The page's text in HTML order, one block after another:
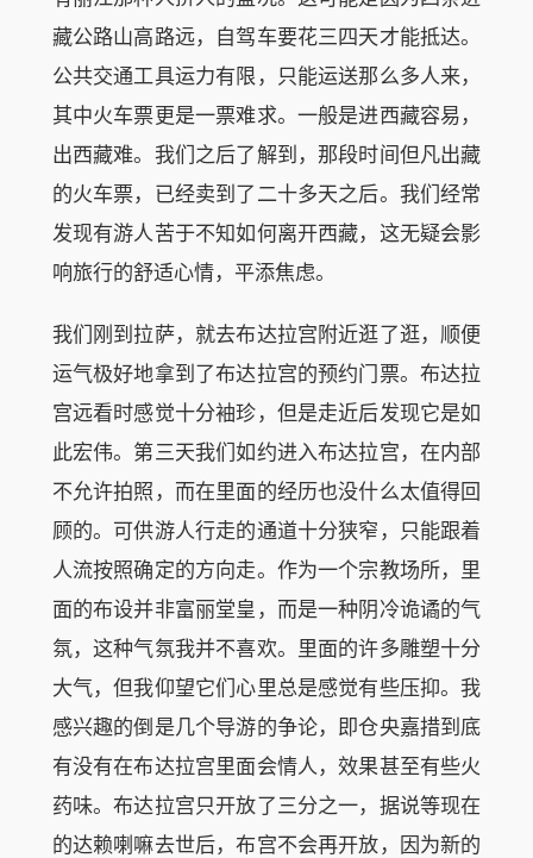
藏公路山高路远，自驾车要花三四天才能抵达。
公共交通工具运力有限，只能运送那么多人来，
其中火车票更是一票难求。一般是进西藏容易，
出西藏难。我们之后了解到，那段时间但凡出藏
的火车票，已经卖到了二十多天之后。我们经常
发现有游人苦于不知如何离开西藏，这无疑会影
响旅行的舒适心情，平添焦虑。
我们刚到拉萨，就去布达拉宫附近逛了逛，顺便
运气极好地拿到了布达拉宫的预约门票。布达拉
宫远看时感觉十分袖珍，但是走近后发现它是如
此宏伟。第三天我们如约进入布达拉宫，在内部
不允许拍照，而在里面的经历也没什么太值得回
顾的。可供游人行走的通道十分狭窄，只能跟着
人流按照确定的方向走。作为一个宗教场所，里
面的布设并非富丽堂皇，而是一种阴冷诡谲的气
氛，这种气氛我并不喜欢。里面的许多雕塑十分
大气，但我仰望它们心里总是感觉有些压抑。我
感兴趣的倒是几个导游的争论，即仓央嘉措到底
有没有在布达拉宫里面会情人，效果甚至有些火
药味。布达拉宫只开放了三分之一，据说等现在
的达赖喇嘛去世后，布宫不会再开放，因为新的